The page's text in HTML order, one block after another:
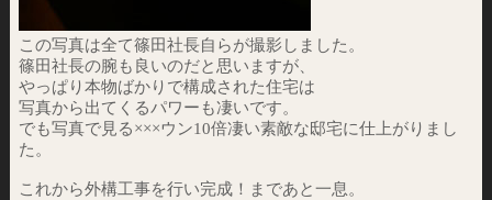
この写真は全て篠田社長自らが撮影しました。
篠田社長の腕も良いのだと思いますが、
やっぱり本物ばかりで構成された住宅は
写真から出てくるパワーも凄いです。
でも写真で見る×××ウン10倍凄い素敵な邸宅に仕上がりまし
た。
これから外構工事を行い完成！まであと一息。